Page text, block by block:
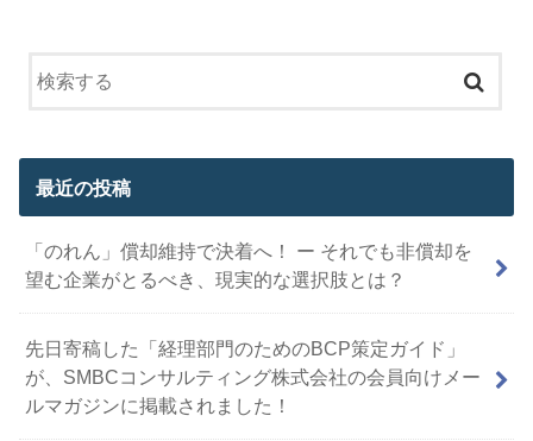
最近の投稿
「のれん」償却維持で決着へ！ ー それでも非償却を
望む企業がとるべき、現実的な選択肢とは？
先日寄稿した「経理部門のためのBCP策定ガイド」
が、SMBCコンサルティング株式会社の会員向けメー
ルマガジンに掲載されました！